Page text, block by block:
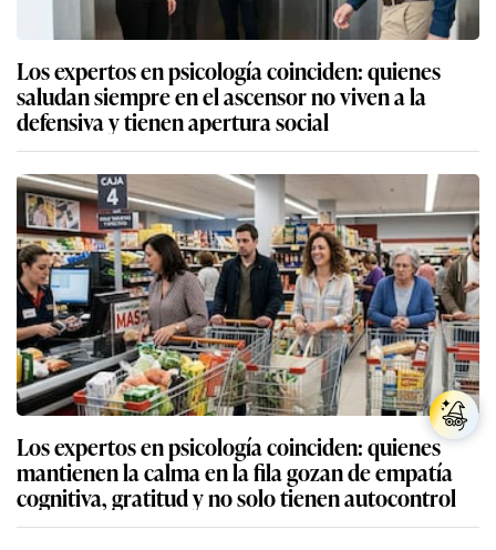
Los expertos en psicología coinciden: quienes
saludan siempre en el ascensor no viven a la
defensiva y tienen apertura social
Los expertos en psicología coinciden: quienes
mantienen la calma en la fila gozan de empatía
cognitiva, gratitud y no solo tienen autocontrol